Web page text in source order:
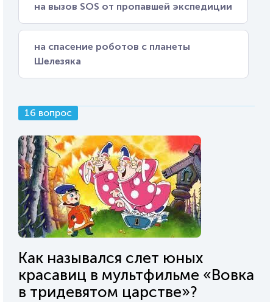
на вызов SOS от пропавшей экспедиции
на спасение роботов с планеты
Шелезяка
16 вопрос
Как назывался слет юных
красавиц в мультфильме «Вовка
в тридевятом царстве»?